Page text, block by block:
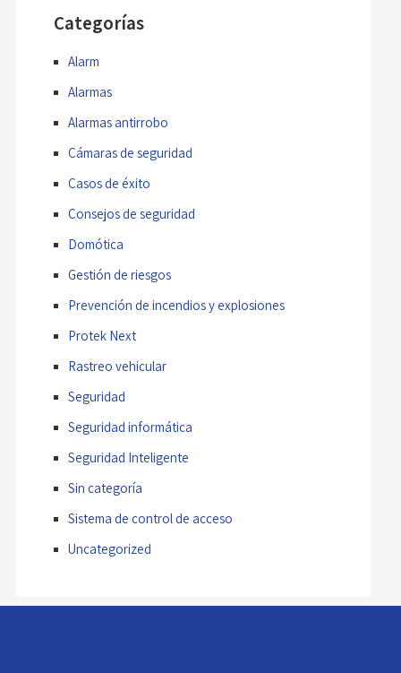
Categorías
Alarm
Alarmas
Alarmas antirrobo
Cámaras de seguridad
Casos de éxito
Consejos de seguridad
Domótica
Gestión de riesgos
Prevención de incendios y explosiones
Protek Next
Rastreo vehicular
Seguridad
Seguridad informática
Seguridad Inteligente
Sin categoría
Sistema de control de acceso
Uncategorized